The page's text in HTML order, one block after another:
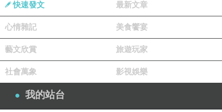
快速發文 最新文章
心情雜記 美食饗宴
藝文欣賞 旅遊玩家
社會萬象 影視娛樂
我的站台